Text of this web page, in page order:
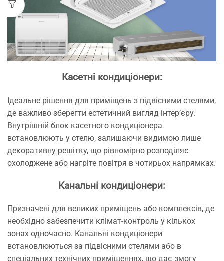
Касетні кондиціонери:
Ідеальне рішення для приміщень з підвісними стелями,
де важливо зберегти естетичний вигляд інтер’єру.
Внутрішній блок касетного кондиціонера
встановлюють у стелю, залишаючи видимою лише
декоративну решітку, що рівномірно розподіляє
охолоджене або нагріте повітря в чотирьох напрямках.
Канальні кондиціонери:
Призначені для великих приміщень або комплексів, де
необхідно забезпечити клімат-контроль у кількох
зонах одночасно. Канальні кондиціонери
встановлюються за підвісними стелями або в
спеціальних технічних приміщеннях, що дає змогу